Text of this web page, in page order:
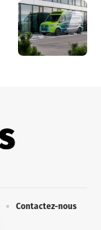
Contactez-nous